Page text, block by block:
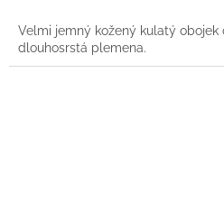
Velmi jemný kožený kulatý
dlouhosrstá plemena.